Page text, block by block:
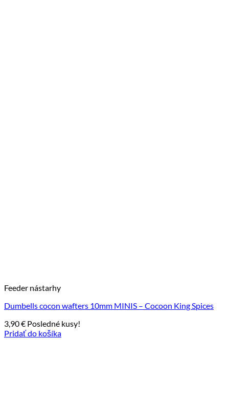
Feeder nástarhy
Dumbells cocon wafters 10mm MINIS – Cocoon King Spices
3,90€ Posledné kusy!
Pridať do košíka